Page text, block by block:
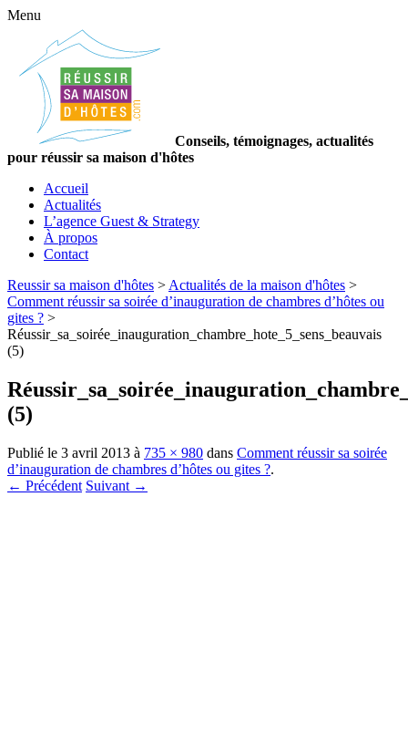
Menu
Conseils, témoignages, actualités
pour réussir sa maison d'hôtes
Accueil
Actualités
L’agence Guest & Strategy
À propos
Contact
Reussir sa maison d'hôtes > Actualités de la maison d'hôtes >
Comment réussir sa soirée d’inauguration de chambres d’hôtes ou
gites ? >
Réussir_sa_soirée_inauguration_chambre_hote_5_sens_beauvais
(5)
(5)
Publié le 3 avril 2013 à 735 × 980 dans Comment réussir sa soirée
d’inauguration de chambres d’hôtes ou gites ?.
← Précédent Suivant →